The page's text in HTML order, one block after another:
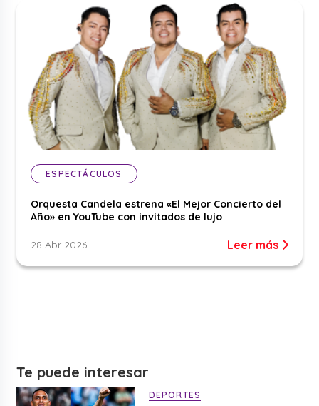
ESPECTÁCULOS
Orquesta Candela estrena «El Mejor Concierto del
Año» en YouTube con invitados de lujo
28 Abr 2026 Leer más
Te puede interesar
DEPORTES